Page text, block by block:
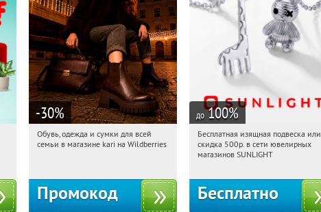
-30%
19:27:39 Получили:
Обувь, одежда и сумки для всей
семьи в магазине kari на Wildberries
Промокод
до 100%
19:27:39 Получили:
Россия
Бесплатная изящная подвеска или
скидка 500р. в сети ювелирных
магазинов SUNLIGHT
Бесплатно